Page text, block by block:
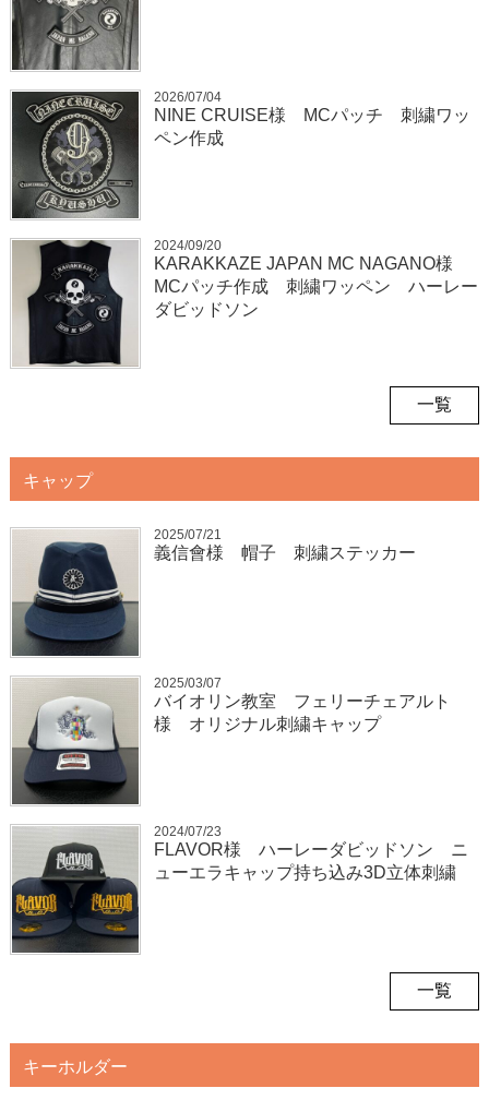
2026/07/04
NINE CRUISE様 MCパッチ 刺繍ワッ
ペン作成
2024/09/20
KARAKKAZE JAPAN MC NAGANO様
MCパッチ作成 刺繍ワッペン ハーレー
ダビッドソン
一覧
キャップ
2025/07/21
義信會様 帽子 刺繍ステッカー
2025/03/07
バイオリン教室 フェリーチェアルト
様 オリジナル刺繍キャップ
2024/07/23
FLAVOR様 ハーレーダビッドソン ニ
ューエラキャップ持ち込み3D立体刺繍
一覧
キーホルダー